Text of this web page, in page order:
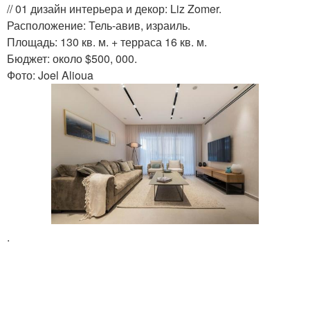
// 01 дизайн интерьера и декор: Liz Zomer.
Расположение: Тель-авив, израиль.
Площадь: 130 кв. м. + терраса 16 кв. м.
Бюджет: около $500, 000.
Фото: Joel Alioua
.